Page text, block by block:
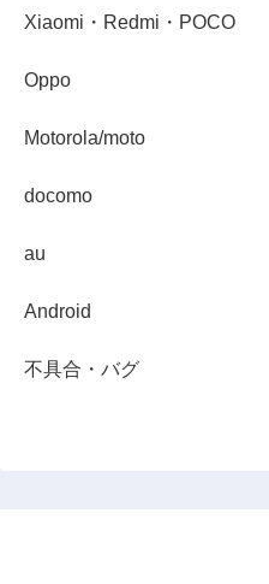
Xiaomi・Redmi・POCO
Oppo
Motorola/moto
docomo
au
Android
不具合・バグ